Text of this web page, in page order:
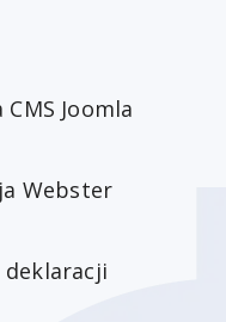
Joomla
Webster
deklaracji